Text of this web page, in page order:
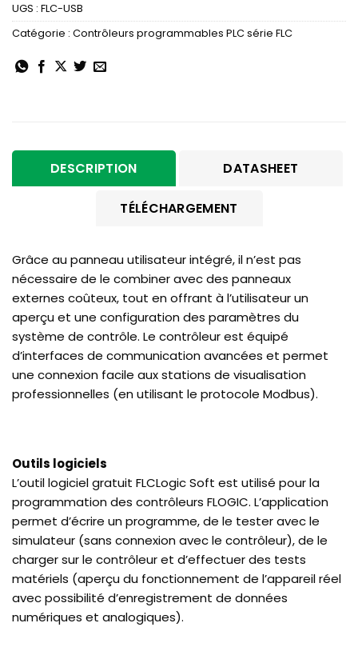
UGS : FLC-USB
Catégorie : Contrôleurs programmables PLC série FLC
DESCRIPTION DATASHEET
TÉLÉCHARGEMENT
Grâce au panneau utilisateur intégré, il n’est pas
nécessaire de le combiner avec des panneaux
externes coûteux, tout en offrant à l’utilisateur un
aperçu et une configuration des paramètres du
système de contrôle. Le contrôleur est équipé
d’interfaces de communication avancées et permet
une connexion facile aux stations de visualisation
professionnelles (en utilisant le protocole Modbus).
Outils logiciels
L’outil logiciel gratuit FLCLogic Soft est utilisé pour la
programmation des contrôleurs FLOGIC. L’application
permet d’écrire un programme, de le tester avec le
simulateur (sans connexion avec le contrôleur), de le
charger sur le contrôleur et d’effectuer des tests
matériels (aperçu du fonctionnement de l’appareil réel
avec possibilité d’enregistrement de données
numériques et analogiques).